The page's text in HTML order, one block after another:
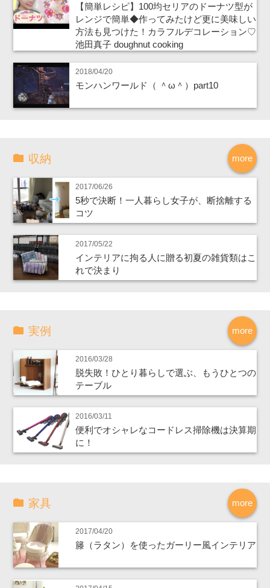
【簡単レシピ】100均セリアのドーナツ型が
レンジで簡単◆作ってみたけど更に美味しい
方法も見つけた！カラフルデコレーション♡
池田真子 doughnut cooking
2018/04/20
モンハンワールド（ ＾ω＾）part10
more
収納
2017/06/26
5秒で決断！一人暮らし女子が、断捨離する
コツ
2017/05/22
インテリアに拘る人に贈る初夏の雑貨類はこ
れで決まり
more
実例
2016/03/28
脱失敗！ひとり暮らしで選ぶ、もうひとつの
テーブル
2016/03/11
便利でオシャレなコードレス掃除機は決算期
に！
more
家具
2017/04/20
籐（ラタン）を使ったガーリー風インテリア